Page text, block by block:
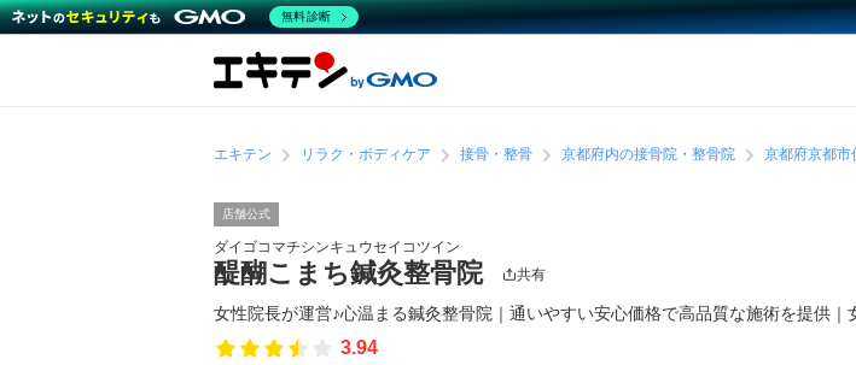
エキテン リラク・ボディケア 接骨・整骨 京都府内の接骨院・整骨院 京都府京都市
店舗公式
ダイゴコマチシンキュウセイコツイン
醍醐こまち鍼灸整骨院 共有
女性院長が運営♪心温まる鍼灸整骨院｜通いやすい安心価格で高品質な施術を提供｜
3.94
無料診断